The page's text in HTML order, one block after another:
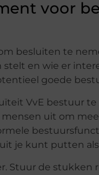
voor
besluiten te
stelt en wie er
goede
VvE bestuur te
uit om
je kunt putten
Stuur de stukken